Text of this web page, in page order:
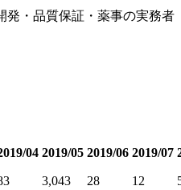
発・品質保証・薬事の実務者
04 2019/05 2019/06 2019/07
3,043 28 12